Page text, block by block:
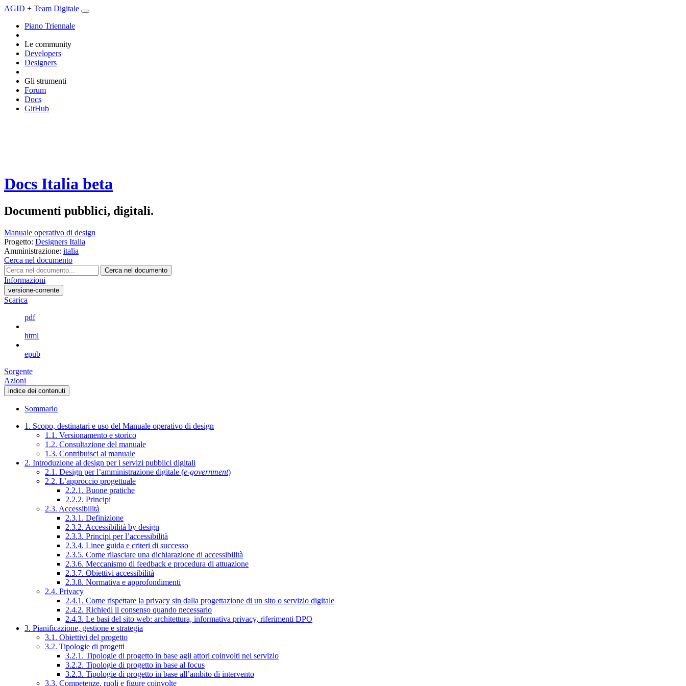
AGID + Team Digitale
Piano Triennale
Le community
Developers
Designers
Gli strumenti
Forum
Docs
GitHub
Docs Italia beta
Documenti pubblici, digitali.
Manuale operativo di design
Progetto: Designers Italia
Amministrazione: italia
Cerca nel documento
Cerca nel documento
Informazioni
versione-corrente
Scarica
pdf
html
epub
Sorgente
Azioni
indice dei contenuti
Sommario
1. Scopo, destinatari e uso del Manuale operativo di design
1.1. Versionamento e storico
1.2. Consultazione del manuale
1.3. Contribuisci al manuale
2. Introduzione al design per i servizi pubblici digitali
2.1. Design per l’amministrazione digitale (e-government)
2.2. L’approccio progettuale
2.2.1. Buone pratiche
2.2.2. Principi
2.3. Accessibilità
2.3.1. Definizione
2.3.2. Accessibilità by design
2.3.3. Principi per l’accessibilità
2.3.4. Linee guida e criteri di successo
2.3.5. Come rilasciare una dichiarazione di accessibilità
2.3.6. Meccanismo di feedback e procedura di attuazione
2.3.7. Obiettivi accessibilità
2.3.8. Normativa e approfondimenti
2.4. Privacy
2.4.1. Come rispettare la privacy sin dalla progettazione di un sito o servizio digitale
2.4.2. Richiedi il consenso quando necessario
2.4.3. Le basi del sito web: architettura, informativa privacy, riferimenti DPO
3. Pianificazione, gestione e strategia
3.1. Obiettivi del progetto
3.2. Tipologie di progetti
3.2.1. Tipologie di progetto in base agli attori coinvolti nel servizio
3.2.2. Tipologie di progetto in base al focus
3.2.3. Tipologie di progetto in base all’ambito di intervento
3.3. Competenze, ruoli e figure coinvolte